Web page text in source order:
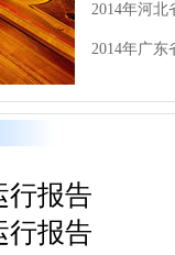
2014年河北
2014年广东
行报告
行报告